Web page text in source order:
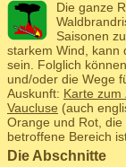
Die ganze
Saisonen
starkem Wind, kann
sein. Folglich
und/oder die Wege
Auskunft: Karte zum
Vaucluse (auch
Orange und Rot,
betroffene Bereich
Die Abschnitte